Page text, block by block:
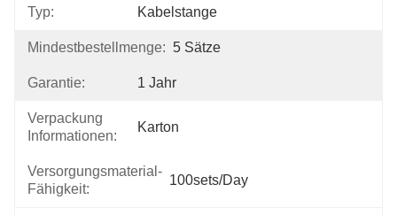
Typ: Kabelstange
Mindestbestellmenge: 5 Sätze
Garantie: 1 Jahr
Verpackung
Informationen:
Karton
Versorgungsmaterial-
Fähigkeit:
100sets/day